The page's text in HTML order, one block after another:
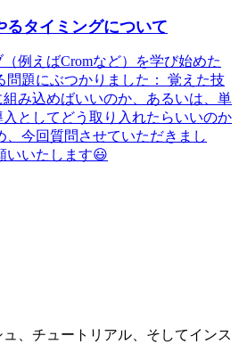
るタイミングについて
例えばCromなど）を学び始めた
問題にぶつかりました： 覚えた技
み込めばいいのか、あるいは、単
としてどう取り入れたらいいのか
、今回質問させていただきまし
いいたします😃
、チュートリアル、そしてインス